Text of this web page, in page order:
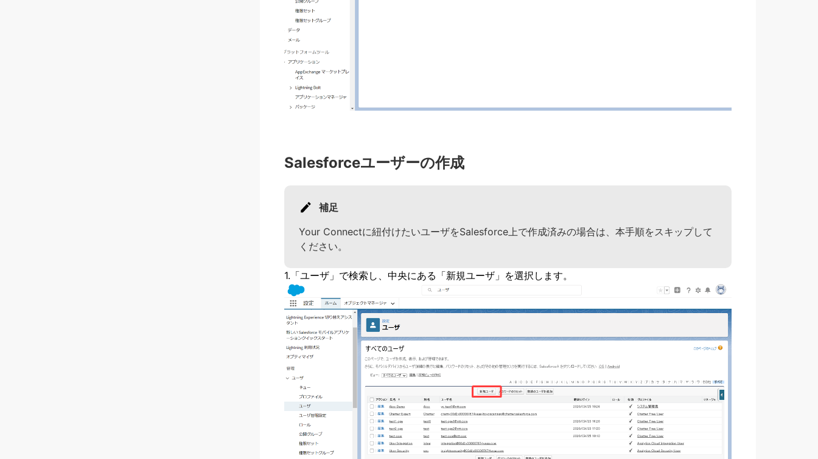
Salesforceユーザーの作成
補足
Your Connectに紐付けたいユーザをSalesforce上で作成済みの場合は、本手順をスキップして
ください。
1.「ユーザ」で検索し、中央にある「新規ユーザ」を選択します。